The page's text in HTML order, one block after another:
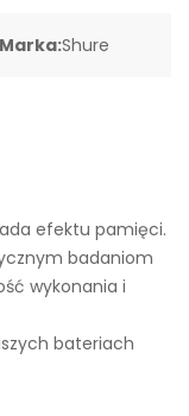
Marka:Shure
efektu pamięci.
badaniom
wykonania i
bateriach